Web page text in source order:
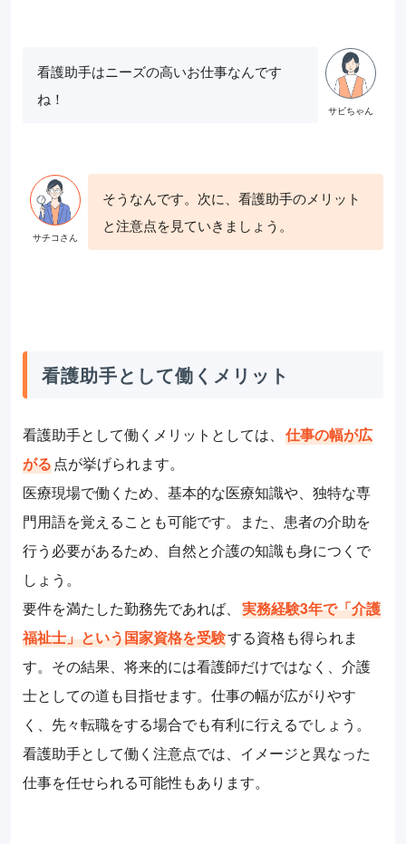
看護助手はニーズの高いお仕事なんです
ね！
そうなんです。次に、看護助手のメリット
と注意点を見ていきましょう。
看護助手として働くメリット
看護助手として働くメリットとしては、 仕事の幅が広
がる点が挙げられます。
医療現場で働くため、基本的な医療知識や、独特な専
門用語を覚えることも可能です。また、患者の介助を
行う必要があるため、自然と介護の知識も身につくで
しょう。
要件を満たした勤務先であれば、 実務経験3年で「介護
福祉士」という国家資格を受験する資格も得られま
す。その結果、将来的には看護師だけではなく、介護
士としての道も目指せます。仕事の幅が広がりやす
く、先々転職をする場合でも有利に行えるでしょう。
看護助手として働く注意点では、イメージと異なった
仕事を任せられる可能性もあります。